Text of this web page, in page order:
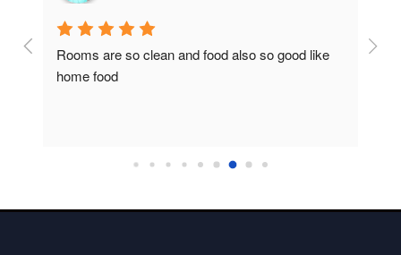
Rooms are so clean and food also so good like
home food
So